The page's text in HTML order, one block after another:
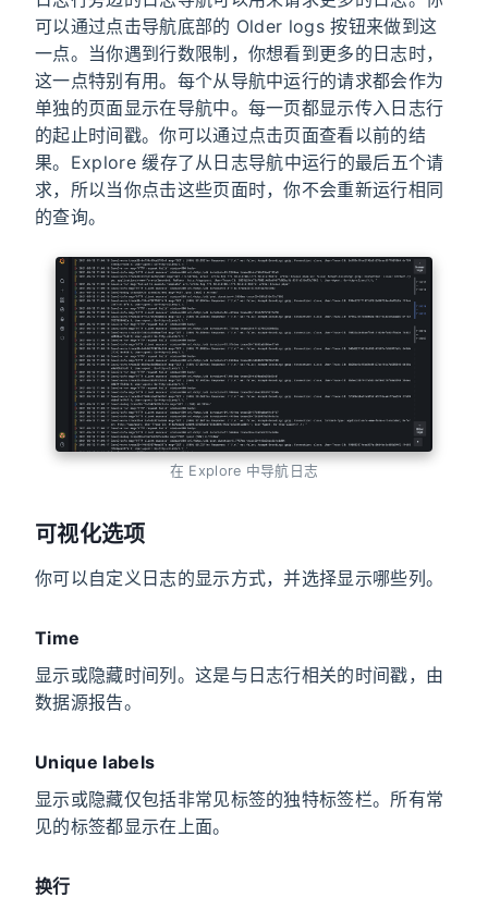
可以通过点击导航底部的 Older logs 按钮来做到这
一点。当你遇到行数限制，你想看到更多的日志时，
这一点特别有用。每个从导航中运行的请求都会作为
单独的页面显示在导航中。每一页都显示传入日志行
的起止时间戳。你可以通过点击页面查看以前的结
果。Explore 缓存了从日志导航中运行的最后五个请
求，所以当你点击这些页面时，你不会重新运行相同
的查询。
在 Explore 中导航日志
可视化选项
你可以自定义日志的显示方式，并选择显示哪些列。
Time
显示或隐藏时间列。这是与日志行相关的时间戳，由
数据源报告。
Unique labels
显示或隐藏仅包括非常见标签的独特标签栏。所有常
见的标签都显示在上面。
换行